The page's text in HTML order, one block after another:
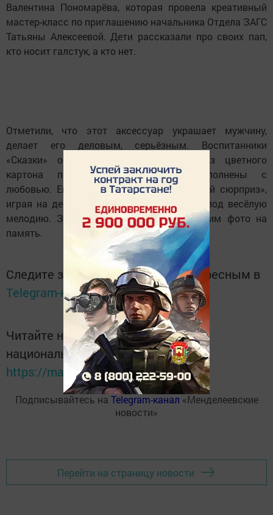
Валентина Пономарёва, которая провела креативный
мастер-класс по приглашению начальника Отдела ЗАГС
Татьяны Алексеевой. Дети рассказали про своих пап,
кто носит галстук, а кто нет.
Отметили, что этот аксессуар украшает мужчину,
делает его деловым, серьёзным. Воспитанники
«Сказки» очень старались. Галстуки из цветного
картона получились красивыми, выполнены с
любовью. Ещё подготовили «Музыкальный сюрприз»,
играя на деревянных ложках и бубенцах под весёлую
мелодию. Завершился мастер-класс общим фото на
память.
Следите за самым важным и интересным в
Telegram-каналеТатмедиа
Читайте новости Татарстана в
национальном мессенджере MАХ:
https://max.ru/tatmedia
Подписывайтесь на Telegram-канал «Менделеевские
новости»
Перейти на страницу новости